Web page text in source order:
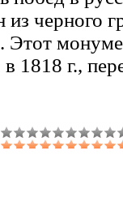
черного
1818 г.,